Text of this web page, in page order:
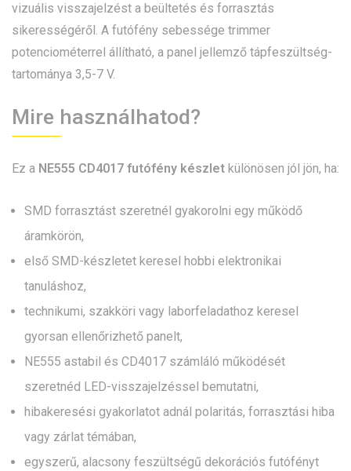
vizuális visszajelzést a beültetés és forrasztás
sikerességéről. A futófény sebessége trimmer
potenciométerrel állítható, a panel jellemző tápfeszültség-
tartománya 3,5-7 V.
Mire használhatod?
Ez a NE555 CD4017 futófény készlet különösen jól jön, ha:
SMD forrasztást szeretnél gyakorolni egy működő
áramkörön,
első SMD-készletet keresel hobbi elektronikai
tanuláshoz,
technikumi, szakköri vagy laborfeladathoz keresel
gyorsan ellenőrizhető panelt,
NE555 astabil és CD4017 számláló működését
szeretnéd LED-visszajelzéssel bemutatni,
hibakeresési gyakorlatot adnál polaritás, forrasztási hiba
vagy zárlat témában,
egyszerű, alacsony feszültségű dekorációs futófényt